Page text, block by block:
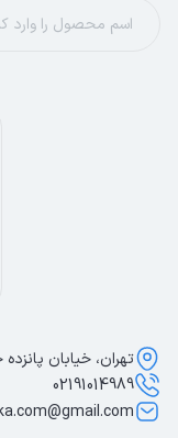
تهران، خیابان
02191014989